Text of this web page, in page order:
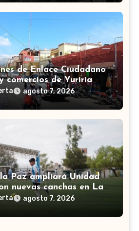
de Enlace Ciudadano
comercios de Yuriria
agosto 7, 2026
Paz ampliará Unidad
nuevas canchas en La
agosto 7, 2026